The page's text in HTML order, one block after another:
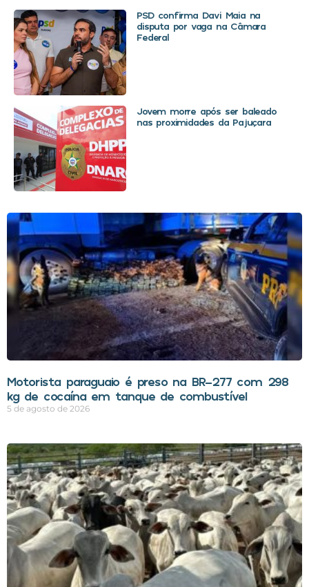
PSD confirma Davi Maia na
disputa por vaga na Câmara
Federal
Jovem morre após ser baleado
nas proximidades da Pajuçara
Motorista paraguaio é preso na BR-277 com 298
kg de cocaína em tanque de combustível
5 de agosto de 2026